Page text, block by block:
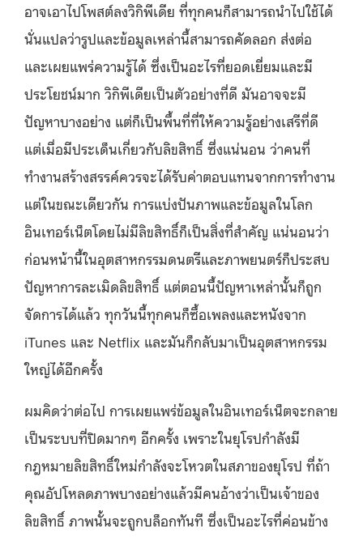
อาจเอาไปโพสต์ลงวิกิพีเดีย ที่ทุกคนก็สามารถนำไปใช้ได้
นั่นแปลว่ารูปและข้อมูลเหล่านี้สามารถคัดลอก ส่งต่อ
และเผยแพร่ความรู้ได้ ซึ่งเป็นอะไรที่ยอดเยี่ยมและมี
ประโยชน์มาก วิกิพีเดียเป็นตัวอย่างที่ดี มันอาจจะมี
ปัญหาบางอย่าง แต่ก็เป็นพื้นที่ที่ให้ความรู้อย่างเสรีที่ดี
แต่เมื่อมีประเด็นเกี่ยวกับลิขสิทธิ์ ซึ่งแน่นอน ว่าคนที่
ทำงานสร้างสรรค์ควรจะได้รับค่าตอบแทนจากการทำงาน
แต่ในขณะเดียวกัน การแบ่งปันภาพและข้อมูลในโลก
อินเทอร์เน็ตโดยไม่มีลิขสิทธิ์ก็เป็นสิ่งที่สำคัญ แน่นอนว่า
ก่อนหน้านี้ในอุตสาหกรรมดนตรีและภาพยนตร์ก็ประสบ
ปัญหาการละเมิดลิขสิทธิ์ แต่ตอนนี้ปัญหาเหล่านั้นก็ถูก
จัดการได้แล้ว ทุกวันนี้ทุกคนก็ซื้อเพลงและหนังจาก
iTunes และ Netflix และมันก็กลับมาเป็นอุตสาหกรรม
ใหญ่ได้อีกครั้ง
ผมคิดว่าต่อไป การเผยแพร่ข้อมูลในอินเทอร์เน็ตจะกลาย
เป็นระบบที่ปิดมากๆ อีกครั้ง เพราะในยุโรปกำลังมี
กฎหมายลิขสิทธิ์ใหม่กำลังจะโหวตในสภาของยุโรป ที่ถ้า
คุณอัปโหลดภาพบางอย่างแล้วมีคนอ้างว่าเป็นเจ้าของ
ลิขสิทธิ์ ภาพนั้นจะถูกบล็อกทันที ซึ่งเป็นอะไรที่ค่อนข้าง